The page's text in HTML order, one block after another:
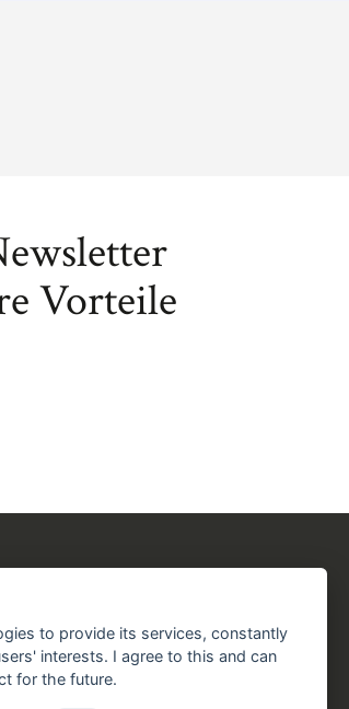
Vorteile
FacebookInstagramYouTubeTikTok
Zustellung durch:
to provide its services, constantly
interests. I agree to this and can
for the future.